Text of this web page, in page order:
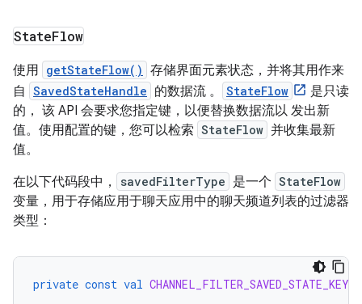
StateFlow
使用 getStateFlow() 存储界面元素状态，并将其用作来
自 SavedStateHandle 的数据流 。 StateFlow
是只读
的， 该 API 会要求您指定键，以便替换数据流以 发出新
值。使用配置的键，您可以检索 StateFlow 并收集最新
值。
在以下代码段中，
savedFilterType 是一个 StateFlow
变量，用于存储应用于聊天应用中的聊天频道列表的过滤器
类型：
private const val CHANNEL_FILTER_SAVED_STATE_KEY